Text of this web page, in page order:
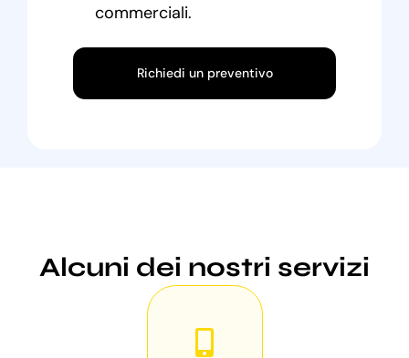
commerciali.
Richiedi un preventivo
Alcuni dei nostri servizi